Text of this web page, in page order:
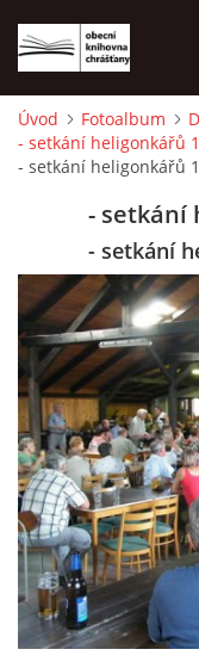
ÚVOD
LETNÍ KINO 2026
VÝPŮJČNÍ DOBA
KONTAKTY
ON-LINE KATALOG
WEBOVÁ KAMERA
VIDEA Z DRONU
STREET ART
Úvod Fotoalbum
- setkání heligonkářů
- setkání heligonkářů
- setkání
- setkání